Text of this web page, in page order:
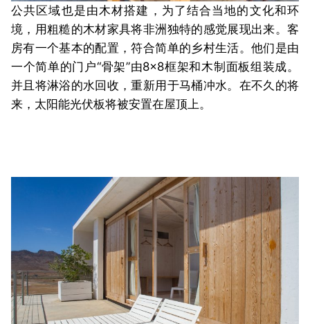
公共区域也是由木材搭建，为了结合当地的文化和环
境，用粗糙的木材家具将非洲独特的感觉展现出来。客
房有一个基本的配置，符合简单的乡村生活。他们是由
一个简单的门户“骨架”由8×8框架和木制面板组装成。
并且将淋浴的水回收，重新用于马桶冲水。在不久的将
来，太阳能光伏板将被安置在屋顶上。